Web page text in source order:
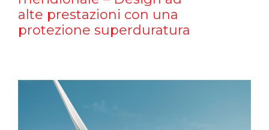
alte prestazioni con una
protezione superduratura